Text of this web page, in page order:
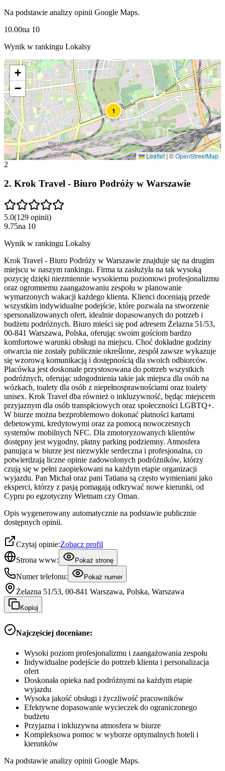
Na podstawie analizy opinii Google Maps.
10.00na 10
Wynik w rankingu Lokalsy
1
+
−
Leaflet|©OpenStreetMap
2
2. Krok Travel - Biuro Podróży w Warszawie
5.0(129 opinii)
9.75na 10
Wynik w rankingu Lokalsy
Krok Travel - Biuro Podróży w Warszawie znajduje się na drugim
miejscu w naszym rankingu. Firma ta zasłużyła na tak wysoką
pozycję dzięki niezmiennie wysokiemu poziomowi profesjonalizmu
oraz ogromnemu zaangażowaniu zespołu w planowanie
wymarzonych wakacji każdego klienta. Klienci doceniają przede
wszystkim indywidualne podejście, które pozwala na stworzenie
spersonalizowanych ofert, idealnie dopasowanych do potrzeb i
budżetu podróżnych. Biuro mieści się pod adresem Żelazna 51/53,
00-841 Warszawa, Polska, oferując swoim gościom bardzo
komfortowe warunki obsługi na miejscu. Choć dokładne godziny
otwarcia nie zostały publicznie określone, zespół zawsze wykazuje
się wzorową komunikacją i dostępnością dla swoich odbiorców.
Placówka jest doskonale przystosowana do potrzeb wszystkich
podróżnych, oferując udogodnienia takie jak miejsca dla osób na
wózkach, toalety dla osób z niepełnosprawnościami oraz toalety
unisex. Krok Travel dba również o inkluzywność, będąc miejscem
przyjaznym dla osób transpłciowych oraz społeczności LGBTQ+.
W biurze można bezproblemowo dokonać płatności kartami
debetowymi, kredytowymi oraz za pomocą nowoczesnych
systemów mobilnych NFC. Dla zmotoryzowanych klientów
dostępny jest wygodny, płatny parking podziemny. Atmosfera
panująca w biurze jest niezwykle serdeczna i profesjonalna, co
potwierdzają liczne opinie zadowolonych podróżników, którzy
czują się w pełni zaopiekowani na każdym etapie organizacji
wyjazdu. Pan Michał oraz pani Tatiana są często wymieniani jako
eksperci, którzy z pasją pomagają odkrywać nowe kierunki, od
Cypru po egzotyczny Wietnam czy Oman.
Opis wygenerowany automatycznie na podstawie publicznie
dostępnych opinii.
Czytaj opinie:Zobacz profil
Strona www:
Pokaż stronę
Numer telefonu: Pokaż numer
Żelazna 51/53, 00-841 Warszawa, Polska, Warszawa
Kopiuj
Najczęściej doceniane:
Wysoki poziom profesjonalizmu i zaangażowania zespołu
Indywidualne podejście do potrzeb klienta i personalizacja
ofert
Doskonała opieka nad podróżnymi na każdym etapie
wyjazdu
Wysoka jakość obsługi i życzliwość pracowników
Efektywne dopasowanie wycieczek do ograniczonego
budżetu
Przyjazna i inkluzywna atmosfera w biurze
Kompleksowa pomoc w wyborze optymalnych hoteli i
kierunków
Na podstawie analizy opinii Google Maps.